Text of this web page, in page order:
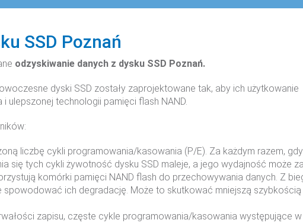
SSD Poznań
odzyskiwanie danych z dysku SSD Poznań.
dyski SSD zostały zaprojektowane tak, aby ich
ulepszonej technologii pamięci flash NAND.
liczbę cykli programowania/kasowania (P/E). Za każdym razem,
się tych cykli żywotność dysku SSD maleje, a jego wydajność może
komórki pamięci NAND flash do przechowywania danych. Z
ich degradację. Może to skutkować mniejszą
zapisu, częste cykle programowania/kasowania występujące